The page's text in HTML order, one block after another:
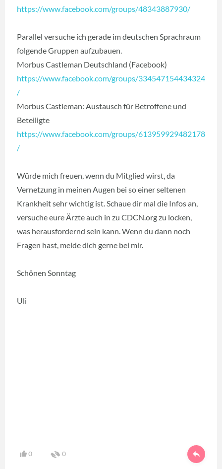
https://www.facebook.com/groups/48343887930/
Parallel versuche ich gerade im deutschen Sprachraum
folgende Gruppen aufzubauen.
Morbus Castleman Deutschland (Facebook)
https://www.facebook.com/groups/334547154434324
/
Morbus Castleman: Austausch für Betroffene und
Beteiligte
https://www.facebook.com/groups/613959929482178
/
Würde mich freuen, wenn du Mitglied wirst, da
Vernetzung in meinen Augen bei so einer seltenen
Krankheit sehr wichtig ist. Schaue dir mal die Infos an,
versuche eure Ärzte auch in zu CDCN.org zu locken,
was herausfordernd sein kann. Wenn du dann noch
Fragen hast, melde dich gerne bei mir.
Schönen Sonntag
Uli
0 0